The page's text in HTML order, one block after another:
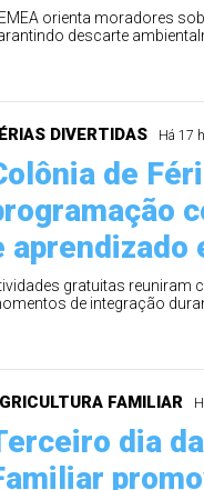
orienta moradores
descarte
DIVERTIDAS Há 17
de
aprendizado
gratuitas reuniram
de integração
FAMILIAR
dia